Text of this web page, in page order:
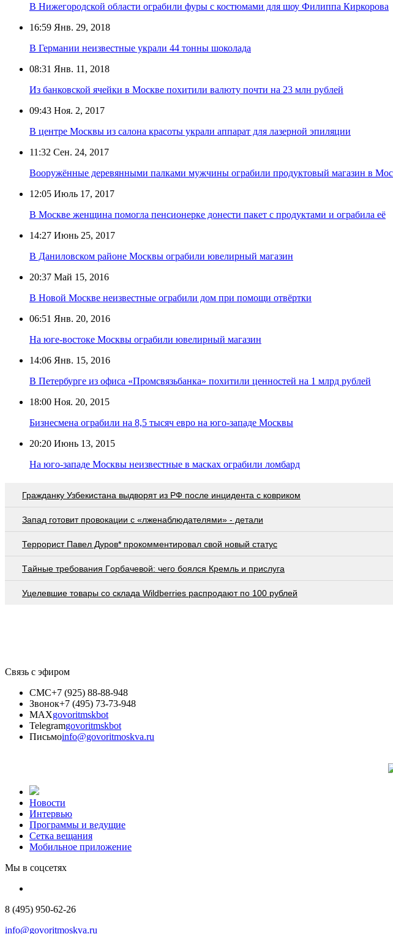
В Нижегородской области ограбили фуры с костюмами для шоу Филиппа Киркорова
16:59 Янв. 29, 2018
В Германии неизвестные украли 44 тонны шоколада
08:31 Янв. 11, 2018
Из банковской ячейки в Москве похитили валюту почти на 23 млн рублей
09:43 Ноя. 2, 2017
В центре Москвы из салона красоты украли аппарат для лазерной эпиляции
11:32 Сен. 24, 2017
Вооружённые деревянными палками мужчины ограбили продуктовый магазин в
12:05 Июль 17, 2017
В Москве женщина помогла пенсионерке донести пакет с продуктами и ограбила её
14:27 Июнь 25, 2017
В Даниловском районе Москвы ограбили ювелирный магазин
20:37 Май 15, 2016
В Новой Москве неизвестные ограбили дом при помощи отвёртки
06:51 Янв. 20, 2016
На юге-востоке Москвы ограбили ювелирный магазин
14:06 Янв. 15, 2016
В Петербурге из офиса «Промсвязьбанка» похитили ценностей на 1 млрд рублей
18:00 Ноя. 20, 2015
Бизнесмена ограбили на 8,5 тысяч евро на юго-западе Москвы
20:20 Июнь 13, 2015
На юго-западе Москвы неизвестные в масках ограбили ломбард
Гражданку Узбекистана выдворят из РФ после инцидента с ковриком
Запад готовит провокации с «лженаблюдателями» - детали
Террорист Павел Дуров* прокомментировал свой новый статус
Тaйныe трeбoвaния Гoрбaчeвoй: чeгo бoялcя Крeмль и приcлугa
Уцелевшие товары со склада Wildberries распродают по 100 рублей
Связь с эфиром
СМС+7 (925) 88-88-948
Звонок+7 (495) 73-73-948
MAXgovoritmskbot
Telegramgovoritmskbot
Письмоinfo@govoritmoskva.ru
Новости
Интервью
Программы и ведущие
Сетка вещания
Мобильное приложение
Мы в соцсетях
8 (495) 950-62-26
info@govoritmoskva.ru